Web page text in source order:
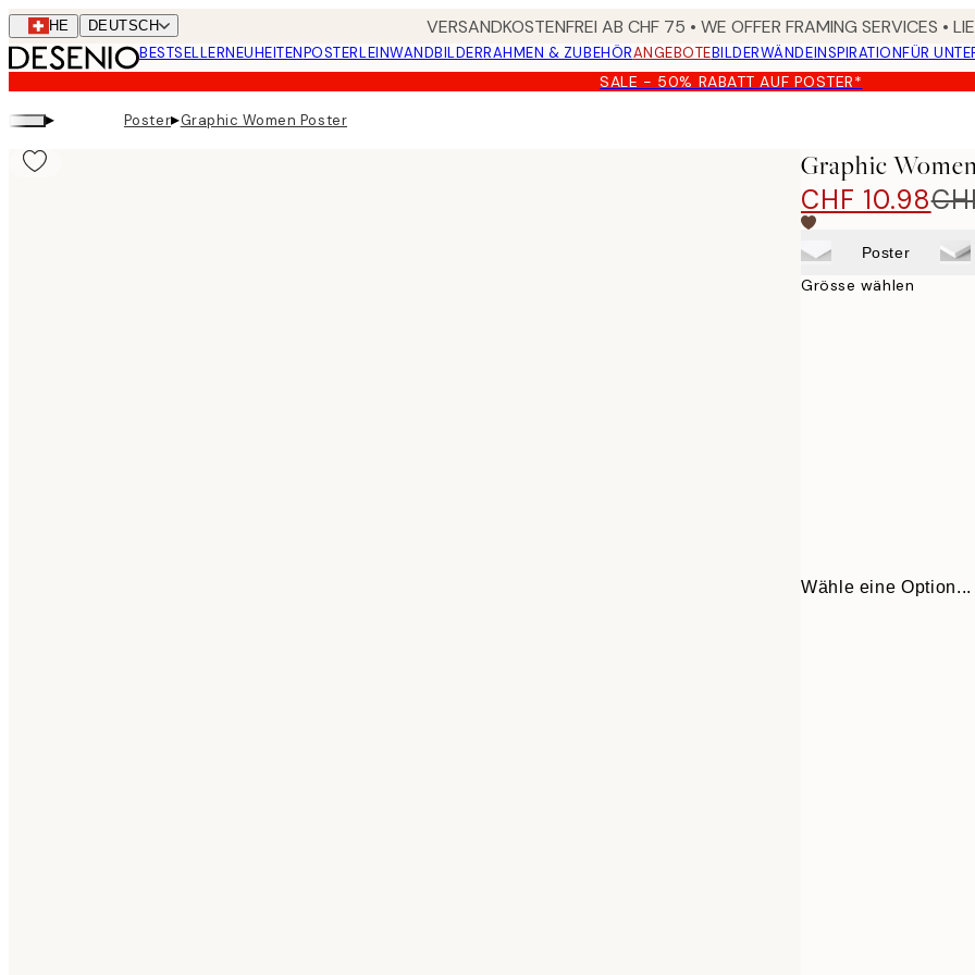
Skip
to
main
content.
CHE DEUTSCH VERSANDKOSTENFREI AB CHF 75 • WE OFFER FRAMING SERVICES •
BESTSELLERNEUHEITENPOSTERLEINWANDBILDERRAHMEN & ZUBEHÖRANGEBOTEBILDERWÄNDEINSPIRATIONFÜR
SALE - 50% RABATT AUF POSTER*
▸ Poster▸Graphic Women Poster
Graphic
CHF 10.98
Poster
Grösse wählen
Wähle eine Option...